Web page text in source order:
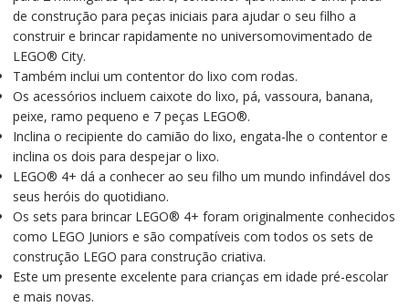
de construção para peças iniciais para ajudar o seu filho a
construir e brincar rapidamente no universomovimentado de
LEGO® City.
Também inclui um contentor do lixo com rodas.
Os acessórios incluem caixote do lixo, pá, vassoura, banana,
peixe, ramo pequeno e 7 peças LEGO®.
Inclina o recipiente do camião do lixo, engata-lhe o contentor e
inclina os dois para despejar o lixo.
LEGO® 4+ dá a conhecer ao seu filho um mundo infindável dos
seus heróis do quotidiano.
Os sets para brincar LEGO® 4+ foram originalmente conhecidos
como LEGO Juniors e são compatíveis com todos os sets de
construção LEGO para construção criativa.
Este um presente excelente para crianças em idade pré-escolar
e mais novas.